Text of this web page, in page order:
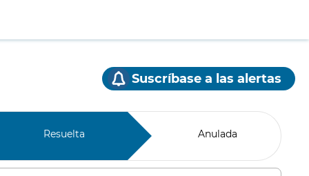
Suscríbase a las alertas
Resuelta Anulada